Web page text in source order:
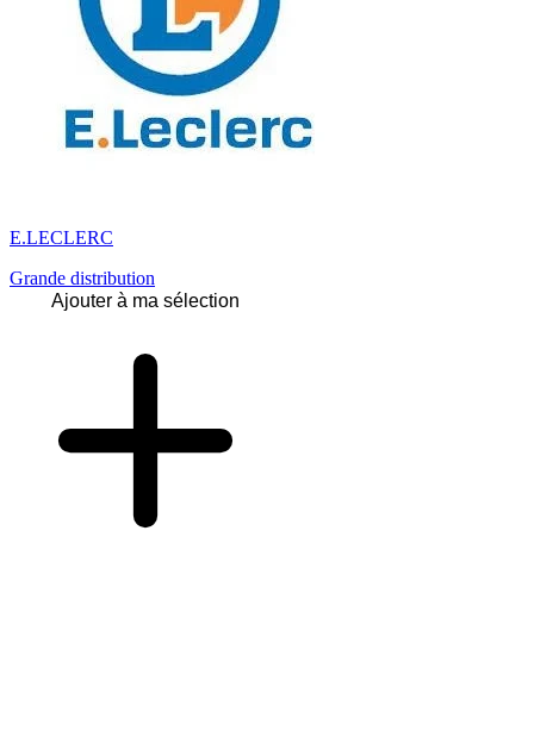
E.LECLERC
Grande distribution
Ajouter à ma sélection